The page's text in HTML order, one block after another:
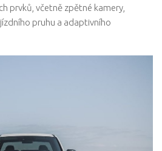
prvků, včetně zpětné kamery,
pruhu a adaptivního